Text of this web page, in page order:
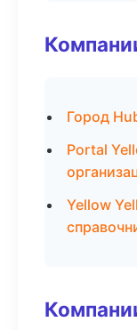
Город
Portal
Yellow